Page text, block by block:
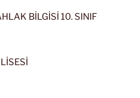
BİLGİSİ 10. SINIF